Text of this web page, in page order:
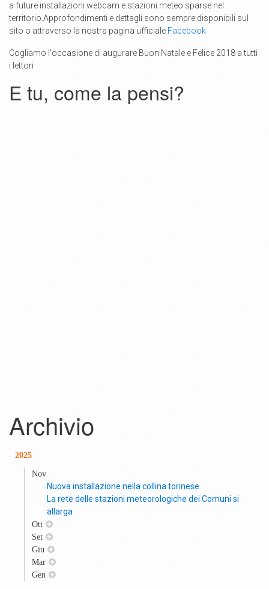
a future installazioni webcam e stazioni meteo sparse nel
territorio .Approfondimenti e dettagli sono sempre disponibili sul
sito o attraverso la nostra pagina ufficiale Facebook
Cogliamo l'occasione di augurare Buon Natale e Felice 2018 a tutti
i lettori
E tu, come la pensi?
Archivio
2025
Nov
Nuova installazione nella collina torinese
La rete delle stazioni meteorologiche dei Comuni si
allarga
Ott
Set
Giu
Mar
Gen